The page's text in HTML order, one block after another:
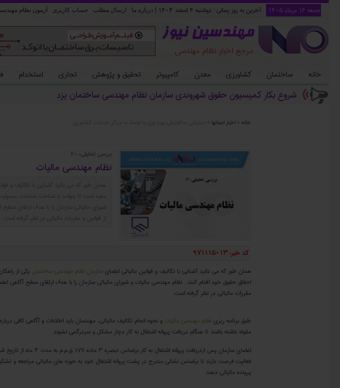
جمعه ۱۶ مرداد ۱۴۰۵ آخرین به روز رسانی : دوشنبه ۴ اسفند ۱۴۰۴ | درباره ما ارسال مطلب حساب کاربری آزمون نظام
مهندسین نیوز
مرجع اخبار نظام مهندسی
خانه ساختمان کشاورزی معدن کامپیوتر تحقیق و پژوهش تجاری استخدام
شروع بکار کمیسیون حقوق شهروندی سازمان نظام مهندسی ساختمان یزد
خانه اخبار استانها
بررسی تحلیلی-20
نظام مهندسی مالیات
کد خبر: 971115013
همان طور که می دانید آشنایی با تکالیف و قوانین مالیاتی اعضایسازمان نظام مهندسی ساختمان یکی از
احقاق حقوق خود اقدام کنند. نظام مهندسی مالیات و شورای مالیاتی سازمان را با هدف ارتقای سطح آگاهی
مقررات مالیاتی در نظر گرفته است.
طبق برنامه ریزینظام مهندسی مالیات و نحوه انجام تکالیف مالیاتی، مهندسان باید اطلاعات و آگاهی کافی
مقوله داشته باشند تا هنگام دریافت پروانه اشتغال به کار دچار مشکل و سردرگمی نشوند.
اعضای سازمان پس ازدریافت پروانه اشتغال به کار براساس تبصره ۳ ماده ۱۷۷ ق.م.م
فعالیت فرصت دارند تا براساس نشانی مندرج در پشت پروانه اشتغال خود به حوزه های مالیاتی مراجعه و
پرونده مالیاتی دهند.